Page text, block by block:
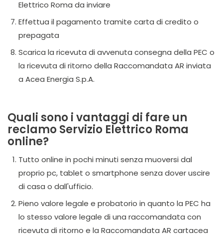
Elettrico Roma da inviare
Effettua il pagamento tramite carta di credito o
prepagata
Scarica la ricevuta di avvenuta consegna della PEC o
la ricevuta di ritorno della Raccomandata AR inviata
a Acea Energia S.p.A.
Quali sono i vantaggi di fare un
reclamo Servizio Elettrico Roma
online?
Tutto online in pochi minuti senza muoversi dal
proprio pc, tablet o smartphone senza dover uscire
di casa o dall'ufficio.
Pieno valore legale e probatorio in quanto la PEC ha
lo stesso valore legale di una raccomandata con
ricevuta di ritorno e la Raccomandata AR cartacea